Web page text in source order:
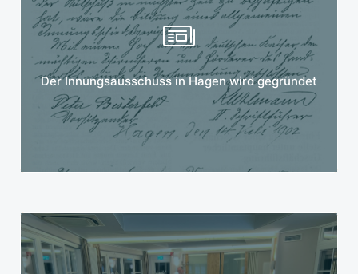
Der Innungsausschuss in Hagen wird gegründet
Mehr erfahren